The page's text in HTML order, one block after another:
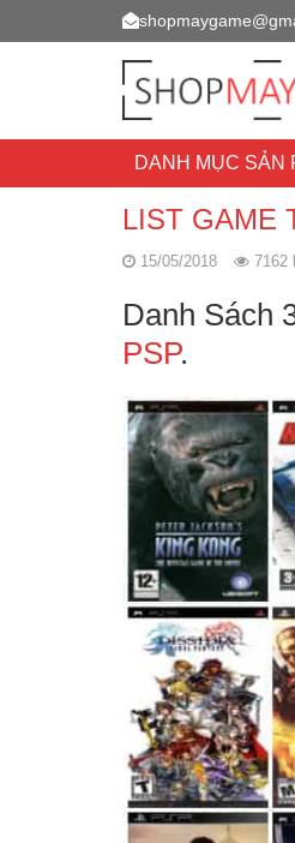
DANH MỤC SẢN
LIST GAME
15/05/2018 7162
Danh Sách
PSP.